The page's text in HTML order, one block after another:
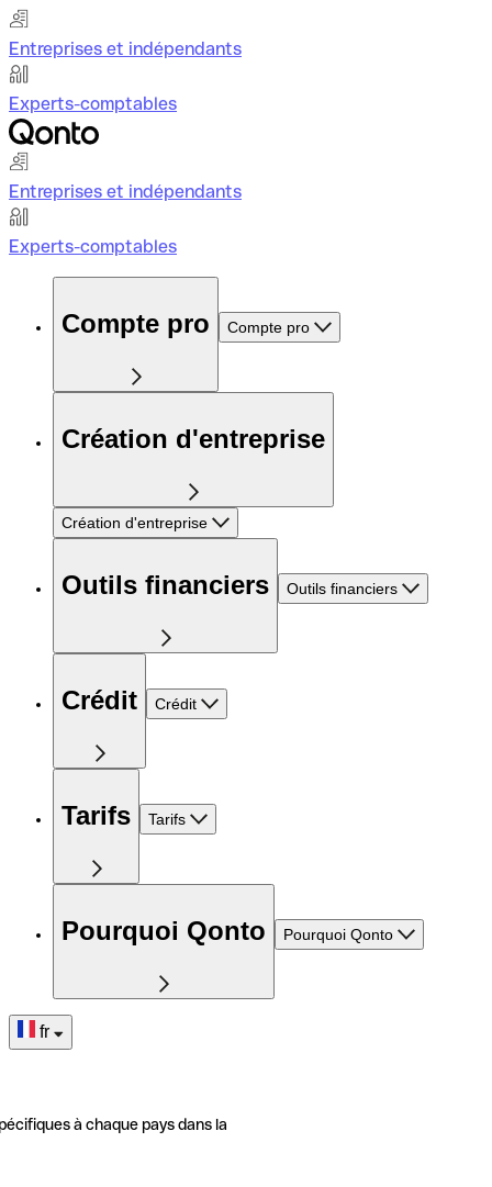
Entreprises et indépendants
Experts-comptables
Entreprises et indépendants
Experts-comptables
Compte pro Compte pro
Création d'entreprise
Création d'entreprise
Outils financiers Outils financiers
Crédit Crédit
Tarifs Tarifs
Pourquoi Qonto Pourquoi Qonto
fr
à chaque pays dans la